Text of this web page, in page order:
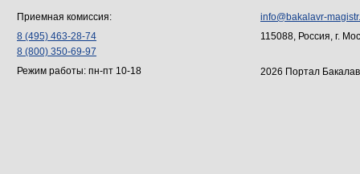
Приемная комиссия:
8 (495) 463-28-74
8 (800) 350-69-97
Режим работы: пн-пт 10-18
info@bakalavr-
115088, Россия, г.
2026 Портал